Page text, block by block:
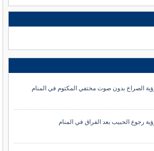
الصراخ بدون صوت مختفي المكتوم في المنام
رجوع الحبيب بعد الفراق في المنام